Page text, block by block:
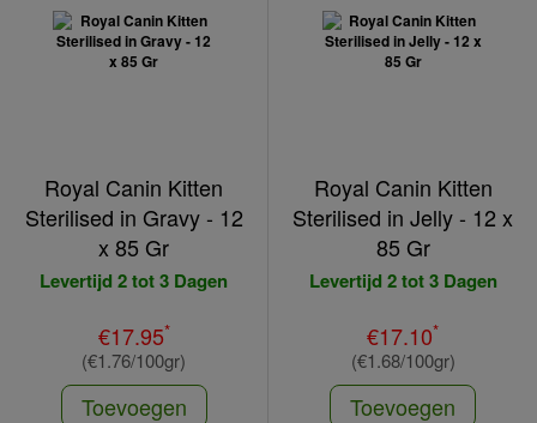
Royal Canin Kitten
Sterilised in Gravy - 12
x 85 Gr
Levertijd 2 tot 3 Dagen
€17.95*
(€1.76/100gr)
Toevoegen
Royal Canin Kitten
Sterilised in Jelly - 12 x
85 Gr
Levertijd 2 tot 3 Dagen
€17.10*
(€1.68/100gr)
Toevoegen